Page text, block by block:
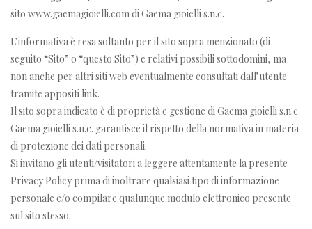
sito www.gaemagioielli.com di Gaema gioielli s.n.c.
L’informativa è resa soltanto per il sito sopra menzionato (di
seguito “Sito” o “questo Sito”) e relativi possibili sottodomini, ma
non anche per altri siti web eventualmente consultati dall’utente
tramite appositi link.
Il sito sopra indicato è di proprietà e gestione di Gaema gioielli s.n.c.
Gaema gioielli s.n.c. garantisce il rispetto della normativa in materia
di protezione dei dati personali.
Si invitano gli utenti/visitatori a leggere attentamente la presente
Privacy Policy prima di inoltrare qualsiasi tipo di informazione
personale e/o compilare qualunque modulo elettronico presente
sul sito stesso.